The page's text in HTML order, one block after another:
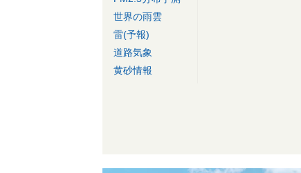
世界の雨雲
雷(予報)
道路気象
黄砂情報